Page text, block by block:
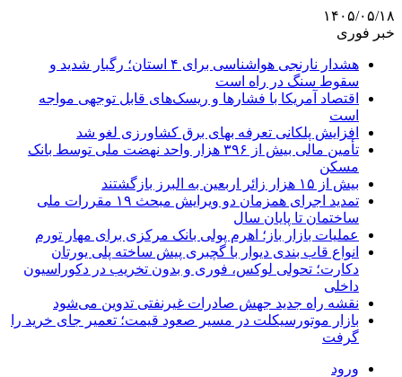
۱۴۰۵/۰۵/۱۸
خبر فوری
هشدار نارنجی هواشناسی برای ۴ استان؛ رگبار شدید و
سقوط سنگ در راه است
اقتصاد آمریکا با فشارها و ریسک‌های قابل توجهی مواجه
است
افزایش پلکانی تعرفه بهای برق کشاورزی لغو شد
تأمین مالی بیش از ۳۹۶ هزار واحد نهضت ملی توسط بانک
مسکن
بیش از ۱۵ هزار زائر اربعین به البرز بازگشتند
تمدید اجرای همزمان دو ویرایش مبحث ۱۹ مقررات ملی
ساختمان تا پایان سال
عملیات بازار باز؛ اهرم پولی بانک مرکزی برای مهار تورم
انواع قاب بندی دیوار با گچبری پیش ساخته پلی یورتان
دکارت؛ تحولی لوکس، فوری و بدون تخریب در دکوراسیون
داخلی
نقشه راه جدید جهش صادرات غیرنفتی تدوین می‌شود
بازار موتورسیکلت در مسیر صعود قیمت؛ تعمیر جای خرید را
گرفت
ورود